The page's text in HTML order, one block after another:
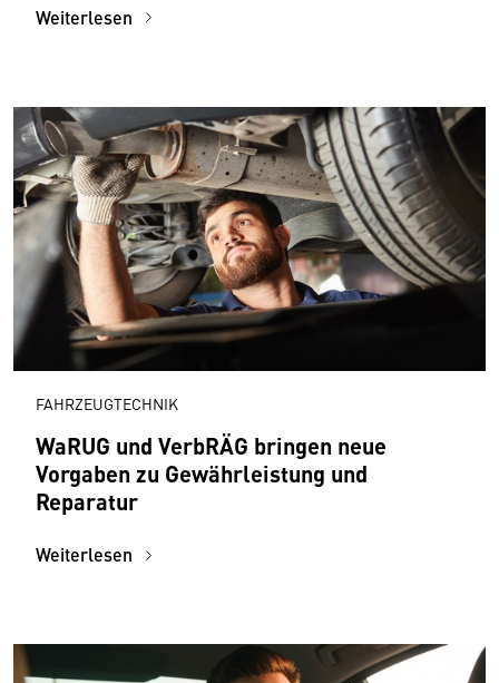
Weiterlesen
FAHRZEUGTECHNIK
WaRUG und VerbRÄG bringen neue
Vorgaben zu Gewährleistung und
Reparatur
Weiterlesen